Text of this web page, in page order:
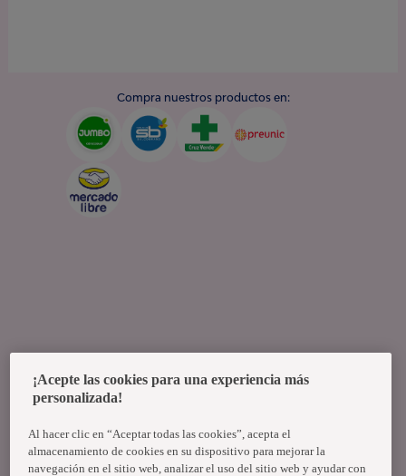
Compra nuestros productos en:
¡Acepte las cookies para una experiencia más
personalizada!
Al hacer clic en “Aceptar todas las cookies”, acepta el
almacenamiento de cookies en su dispositivo para mejorar la
navegación en el sitio web, analizar el uso del sitio web y ayudar con